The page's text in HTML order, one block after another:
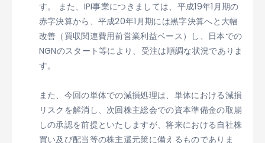
す。 また、IPI事業につきましては、平成19年1月期の
赤字決算から、平成20年1月期には黒字決算へと大幅
改善（買収関連費用前営業利益ベース）し、日本での
NGNのスタート等により、受注は順調な状況でありま
す。
また、今回の単体での減損処理は、単体における減損
リスクを解消し、次回株主総会での資本準備金の取崩
しの承認を前提といたしますが、将来における自社株
買い及び配当等の株主還元策に備えるものでありま